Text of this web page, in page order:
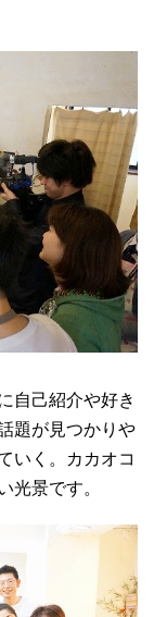
自己紹介や好き
題が見つかりや
いく。カカオコ
光景です。